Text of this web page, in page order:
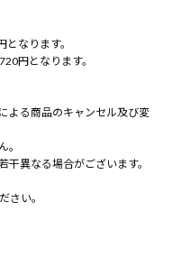
なります。
円となります。
よる商品のキャンセル及び変
。
異なる場合がございます。
さい。